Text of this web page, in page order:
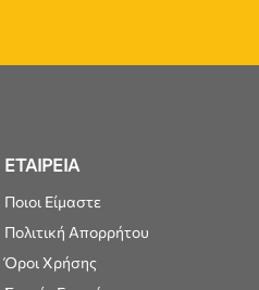
ΕΤΑΙΡΕΙΑ
Ποιοι Είμαστε
Πολιτική Απορρήτου
Όροι Χρήσης